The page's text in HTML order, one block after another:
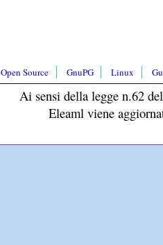
Open Source GnuPG Linux
Ai sensi della legge n.62
Eleaml viene